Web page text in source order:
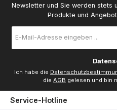
Newsletter und Sie werden stets
Produkte und
Mail-
Ich habe die
die AGB gelesen und bin
Service-Hotline